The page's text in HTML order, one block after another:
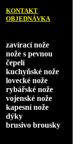
KONTAKT
OBJEDNÁVKA
zavírací nože
nože s pevnou
čepelí
kuchyňské nože
lovecké nože
rybářské nože
vojenské nože
kapesní nože
dýky
brusivo brousky